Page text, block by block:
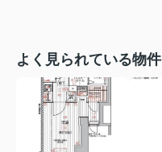
よく見られている物件